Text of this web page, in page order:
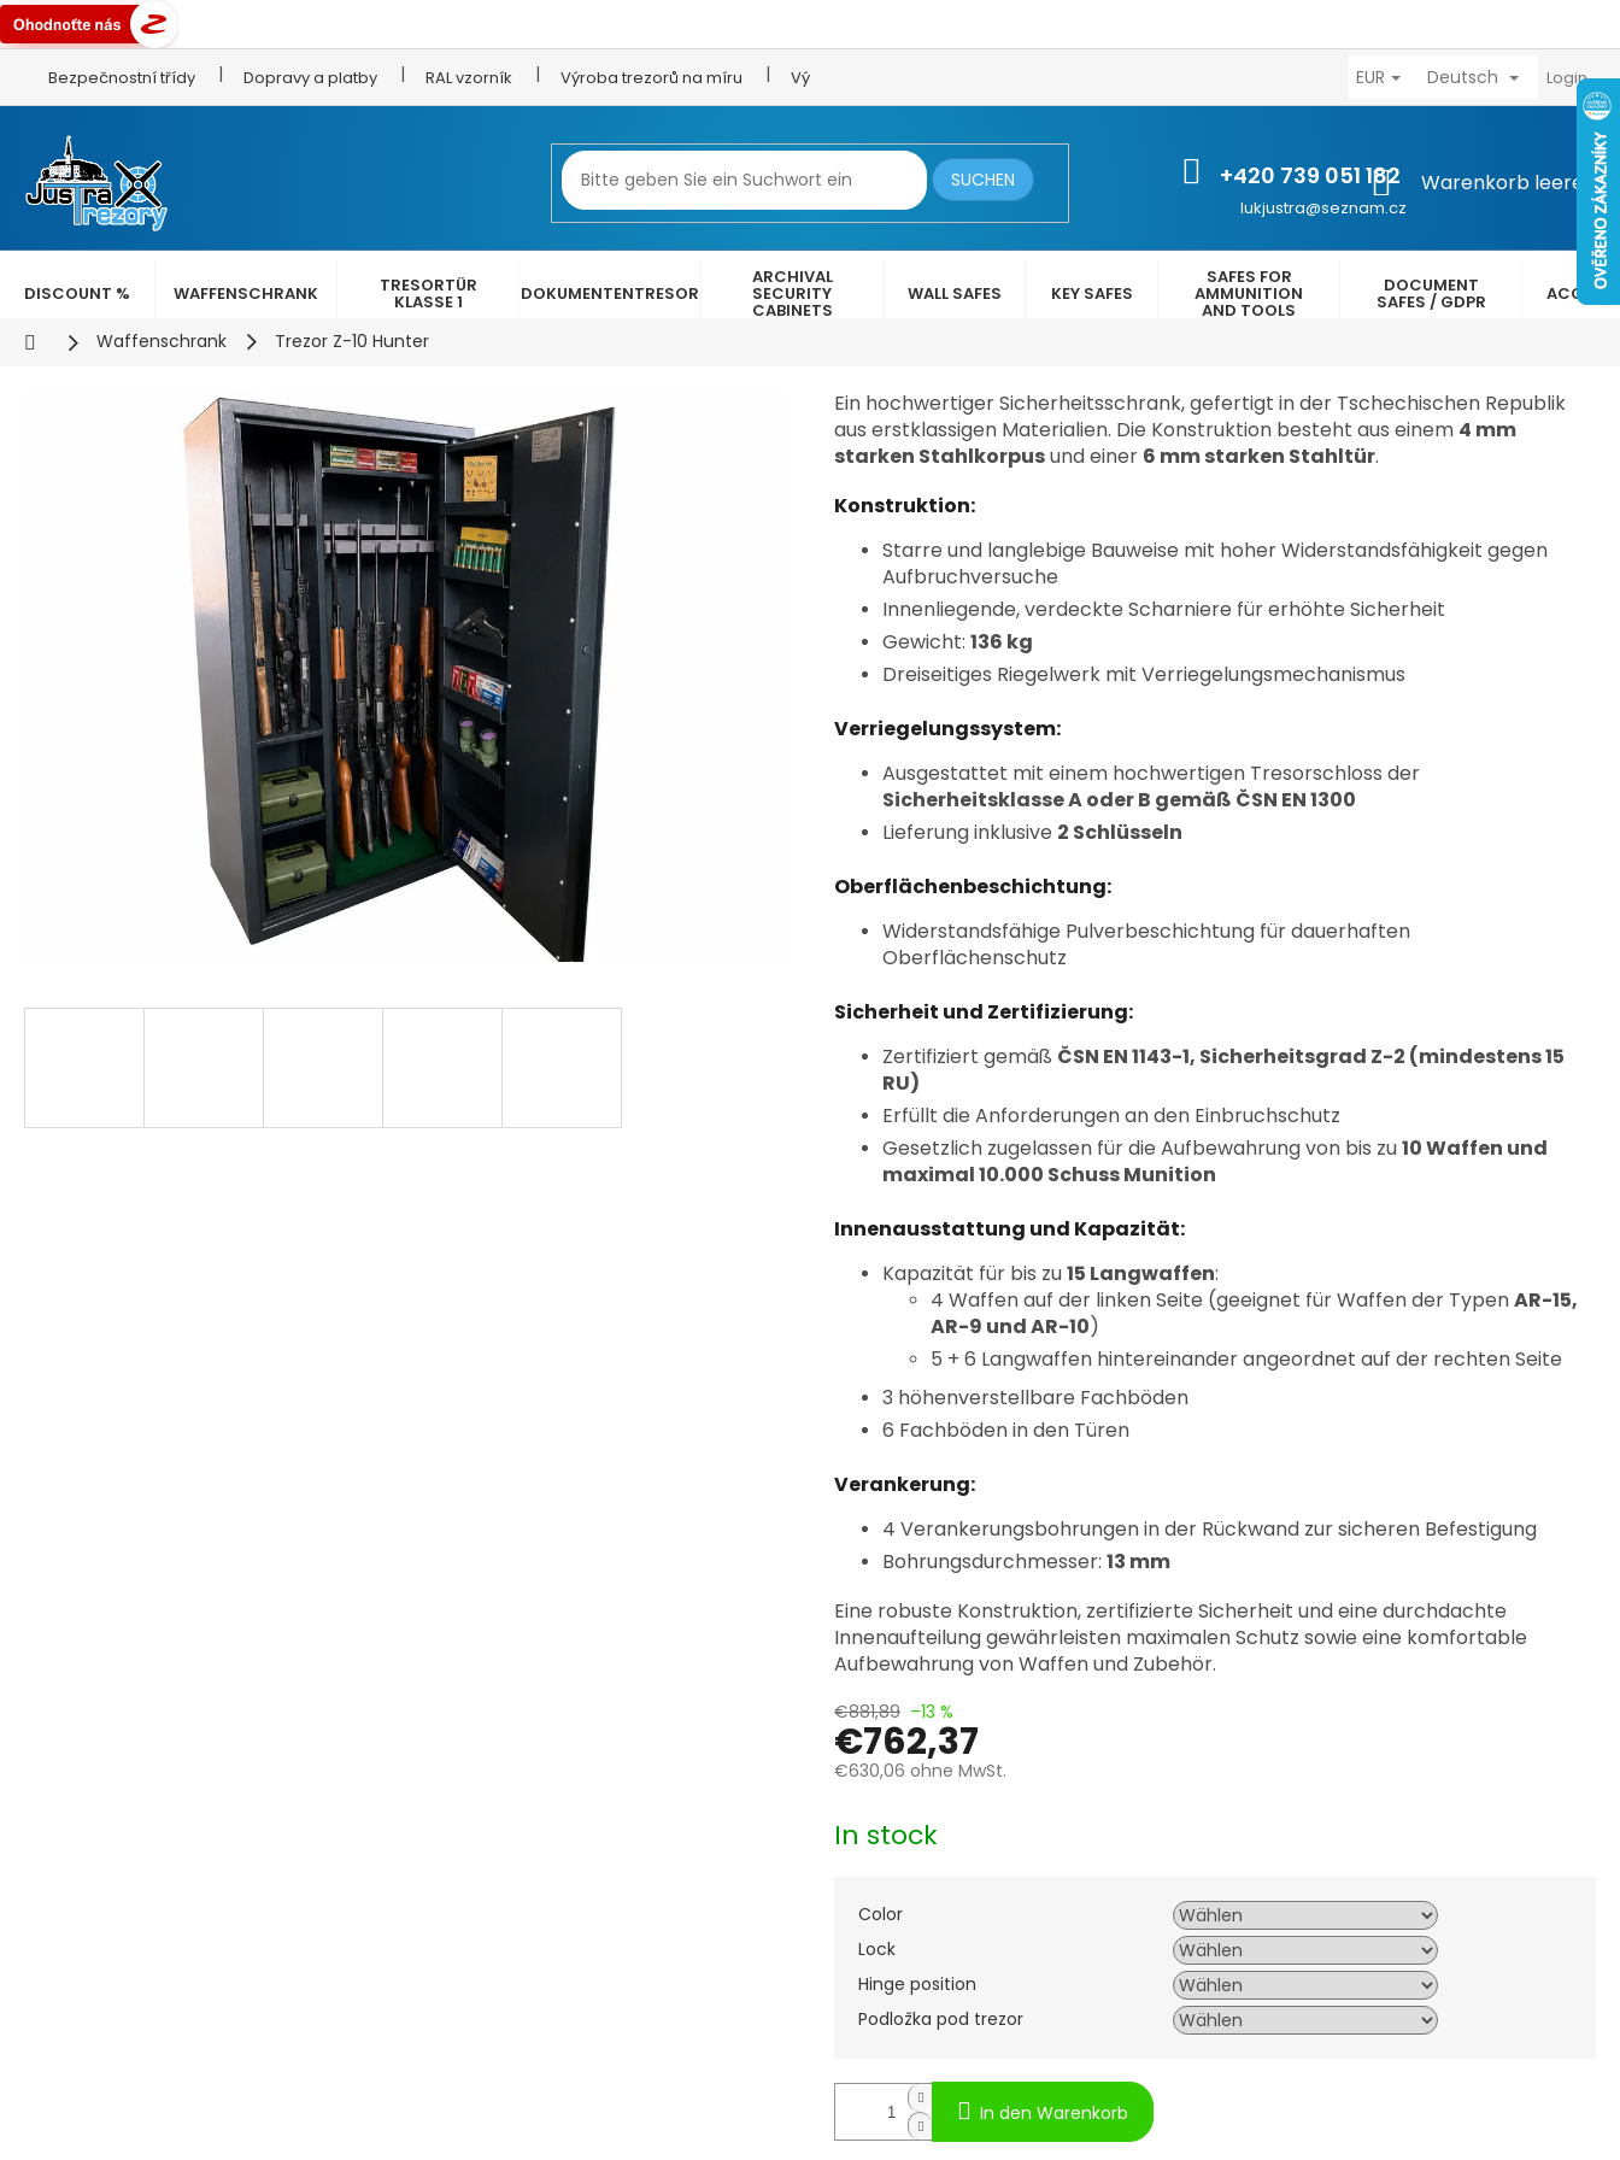
springen
+420 739 051 182
lukjustra@seznam.cz
Bezpečnostní třídy Dopravy a platby RAL vzorník Výroba trezorů na míru Výroba trezorových dveří Reklamační řád Obchodní
EUR Deutsch Login
SUCHEN WARENKORB
Warenkorb leeren
DISCOUNT % WAFFENSCHRANK TRESORTÜR
KLASSE 1 DOKUMENTENTRESOR
ARCHIVAL
SECURITY
CABINETS
WALL SAFES KEY SAFES
SAFES FOR
AMMUNITION
AND TOOLS
DOCUMENT
SAFES / GDPR
StartseiteWaffenschrank Trezor Z-10 Hunter
€881,89 –13 %
€762,37
€630,06 ohne MwSt.
In stock
Color
Lock
Hinge position
Podložka pod trezor
In den Warenkorb
Ein hochwertiger Sicherheitsschrank, gefertigt in der Tschechischen Republik
aus erstklassigen Materialien. Die Konstruktion besteht aus einem 4 mm
starken Stahlkorpusund einer 6 mm starken Stahltür.
Konstruktion:
Starre und langlebige Bauweise mit hoher Widerstandsfähigkeit gegen
Aufbruchversuche
Innenliegende, verdeckte Scharniere für erhöhte Sicherheit
Gewicht: 136 kg
Dreiseitiges Riegelwerk mit Verriegelungsmechanismus
Verriegelungssystem:
Ausgestattet mit einem hochwertigen Tresorschloss der
Sicherheitsklasse A oder B gemäß ČSN EN 1300
Lieferung inklusive 2 Schlüsseln
Oberflächenbeschichtung:
Widerstandsfähige Pulverbeschichtung für dauerhaften
Oberflächenschutz
Sicherheit und Zertifizierung:
Zertifiziert gemäß ČSN EN 1143-1, Sicherheitsgrad Z-2 (mindestens 15
RU)
Erfüllt die Anforderungen an den Einbruchschutz
Gesetzlich zugelassen für die Aufbewahrung von bis zu10 Waffen und
maximal 10.000 Schuss Munition
Innenausstattung und Kapazität:
Kapazität für bis zu15 Langwaffen:
4 Waffen auf der linken Seite (geeignet für Waffen der TypenAR-15,
AR-9 und AR-10)
5 + 6 Langwaffen hintereinander angeordnet auf der rechten Seite
3 höhenverstellbare Fachböden
6 Fachböden in den Türen
Verankerung:
4 Verankerungsbohrungen in der Rückwand zur sicheren Befestigung
Bohrungsdurchmesser: 13 mm
Eine robuste Konstruktion, zertifizierte Sicherheit und eine durchdachte
Innenaufteilung gewährleisten maximalen Schutz sowie eine komfortable
Aufbewahrung von Waffen und Zubehör.